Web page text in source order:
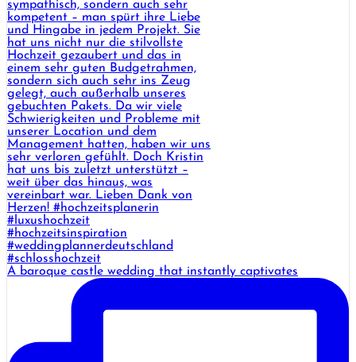
A baroque castle wedding that instantly captivates